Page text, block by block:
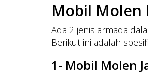
Mobil Molen
Ada 2 jenis armada
Berikut ini adalah
1- Mobil Molen